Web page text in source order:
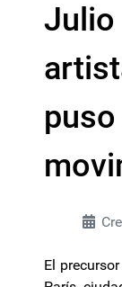
Julio
El